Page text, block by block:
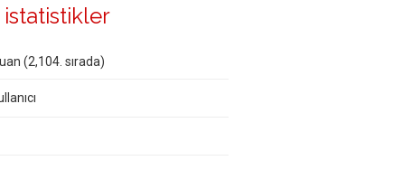
istatistikler
(2,104 . sırada)